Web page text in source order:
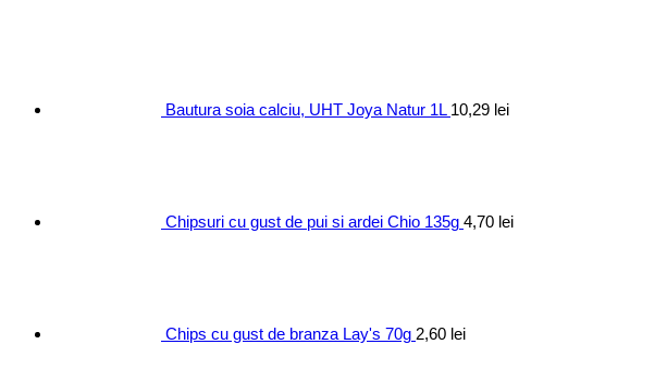
Bautura soia calciu, UHT Joya Natur 1L 10,29 lei
Chipsuri cu gust de pui si ardei Chio 135g 4,70 lei
Chips cu gust de branza Lay's 70g 2,60 lei